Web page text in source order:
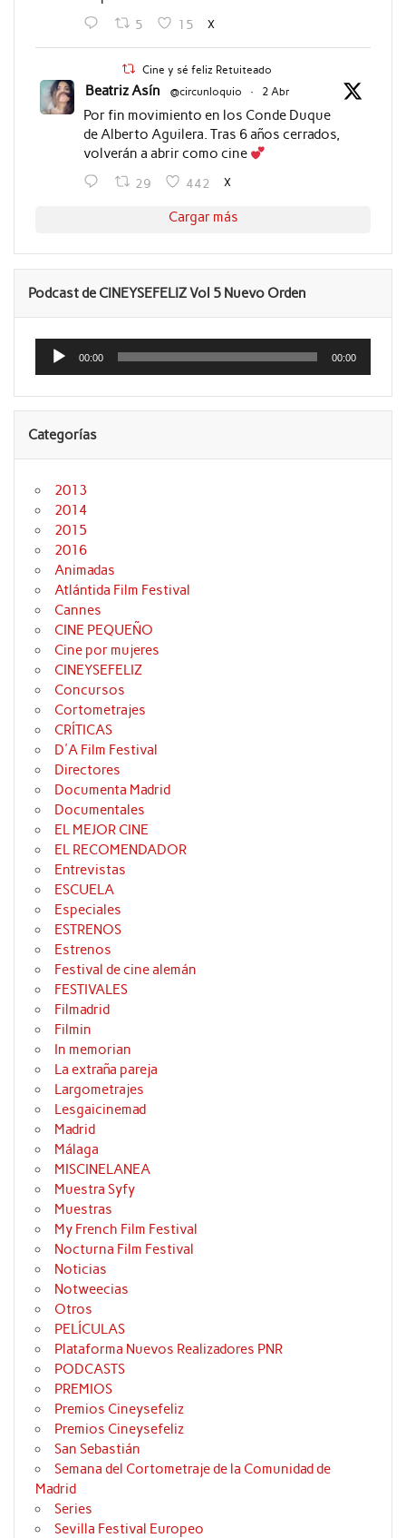
5 15 X
Cine y sé feliz Retuiteado
Beatriz Asín @circunloquio · 2 Abr
Por fin movimiento en los Conde Duque
de Alberto Aguilera. Tras 6 años cerrados,
volverán a abrir como cine
29 442 X
Cargar más
Podcast de CINEYSEFELIZ Vol 5 Nuevo Orden
Reproductor
audio
00:00 00:00
Categorías
2013
2014
2015
2016
Animadas
Atlántida Film Festival
Cannes
CINE PEQUEÑO
Cine por mujeres
CINEYSEFELIZ
Concursos
Cortometrajes
CRÍTICAS
D'A Film Festival
Directores
Documenta Madrid
Documentales
EL MEJOR CINE
EL RECOMENDADOR
Entrevistas
ESCUELA
Especiales
ESTRENOS
Estrenos
Festival de cine alemán
FESTIVALES
Filmadrid
Filmin
In memorian
La extraña pareja
Largometrajes
Lesgaicinemad
Madrid
Málaga
MISCINELANEA
Muestra Syfy
Muestras
My French Film Festival
Nocturna Film Festival
Noticias
Notweecias
Otros
PELÍCULAS
Plataforma Nuevos Realizadores PNR
PODCASTS
PREMIOS
Premios Cineysefeliz
Premios Cineysefeliz
San Sebastián
Semana del Cortometraje de la Comunidad de
Madrid
Series
Sevilla Festival Europeo